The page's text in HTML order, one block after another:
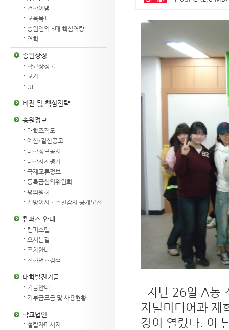
건학이념
교육목표
송원인의 5대 핵심역량
연혁
송원상징
학교상징물
교가
UI
비전 및 핵심전략
송원정보
대학조직도
예산/결산공고
대학정보공시
대학자체평가
국제교류정보
등록금심의위원회
평의원회
개방이사ㆍ추천감사 공개모집
캠퍼스 안내
캠퍼스맵
오시는길
주차안내
전화번호검색
대학발전기금
기금안내
기부금모금 및 사용현황
학교법인
설립자메시지
지난 26일 A동
지털미디어과 재
강이 열렸다. 이